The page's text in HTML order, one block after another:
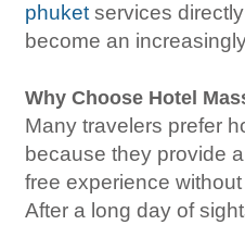
phuket services
become an
Why Choose Hotel
Many travelers prefer
because they provide
free experience
After a long day of